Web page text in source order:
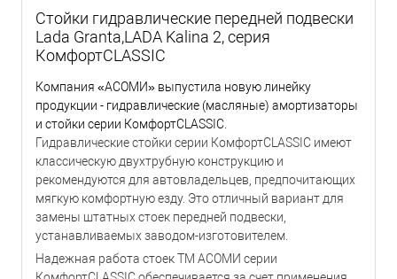
Стойки гидравлические передней подвески
Lada Granta,LADA Kalina 2, серия
КомфортCLASSIC
Компания «АСОМИ» выпустила новую линейку
продукции - гидравлические (масляные) амортизаторы
и стойки серии КомфортCLASSIC.
Гидравлические стойки серии КомфортCLASSIC имеют
классическую двухтрубную конструкцию и
рекомендуются для автовладельцев, предпочитающих
мягкую комфортную езду. Это отличный вариант для
замены штатных стоек передней подвески,
устанавливаемых заводом-изготовителем.
Надежная работа стоек ТМ АСОМИ серии